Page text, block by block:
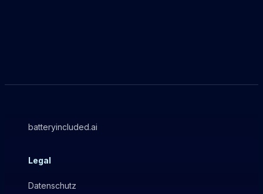
batteryincluded.ai
Legal
Datenschutz